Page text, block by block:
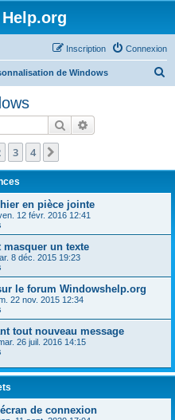
Connexion
Inscription
de Windows
Rechercher
3 4
en pièce jointe
12 févr. 2016 12:41
masquer un texte
8 déc. 2015 19:23
le forum Windowshelp.org
22 nov. 2015 12:34
tout nouveau message
26 juil. 2016 14:15
de connexion